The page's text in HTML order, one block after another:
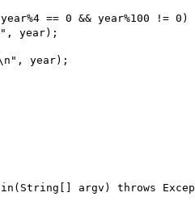
== 0 && year%100 != 0)
year);
year);
argv) throws